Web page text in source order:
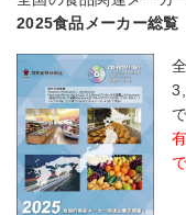
2025食品メーカー総覧